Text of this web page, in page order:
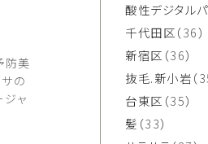
防美
の
ャ
酸性デジタル
千代田区（36）
新宿区 （36）
抜毛.新小岩（
台東区 （35）
髪 （33）